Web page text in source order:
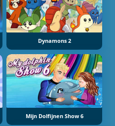
Dynamons 2
Mijn Dolfijnen Show 6